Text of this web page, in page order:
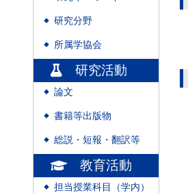
◆ 研究分野
◆ 所属学協会
研究活動
◆ 論文
◆ 書籍等出版物
◆ 総説・短報・翻訳等
教育活動
◆ 担当授業科目（学内）